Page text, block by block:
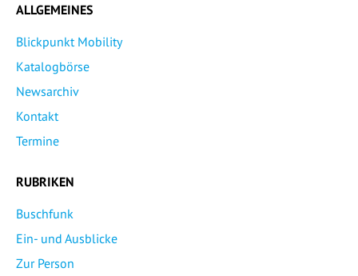
ALLGEMEINES
Blickpunkt Mobility
Katalogbörse
Newsarchiv
Kontakt
Termine
RUBRIKEN
Buschfunk
Ein- und Ausblicke
Zur Person